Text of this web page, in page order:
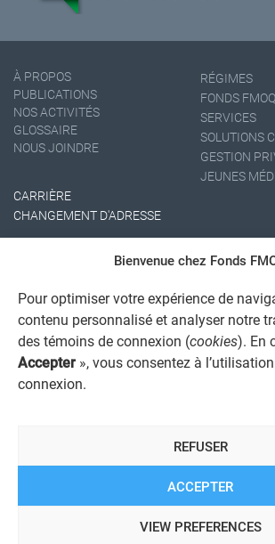
Bienvenue chez Fonds
Pour optimiser votre expérience de
contenu personnalisé et analyser notre
des témoins de connexion (cookies). En
Accepter », vous consentez à
connexion.
ACCEPTER
REFUSER
VIEW PREFERENCES
À PROPOS
PUBLICATIONS
NOS ACTIVITÉS
GLOSSAIRE
NOUS JOINDRE
RÉGIMES
FONDS FMOQ
SERVICES
SOLUTIONS
GESTION
JEUNES
CARRIÈRE
CHANGEMENT D'ADRESSE
AVIS JURIDIQUE GÉNÉRAL
AVIS À L'USAGER
REGISTRE DES CONFLITS D'INTÉRÊTS
LIENS UTILES